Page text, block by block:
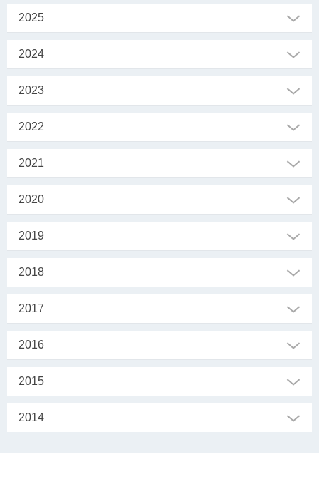
2025
2024
2023
2022
2021
2020
2019
2018
2017
2016
2015
2014